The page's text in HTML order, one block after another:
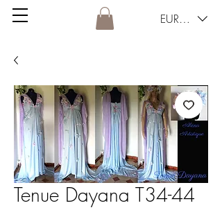
EUR (€)
Tenue Dayana T34-44